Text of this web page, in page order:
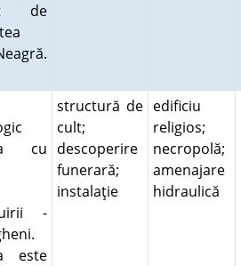
de
cu
-
este
structură de
cult;
descoperire
funerară;
instalaţie
edificiu
religios;
necropolă;
amenajare
hidraulică